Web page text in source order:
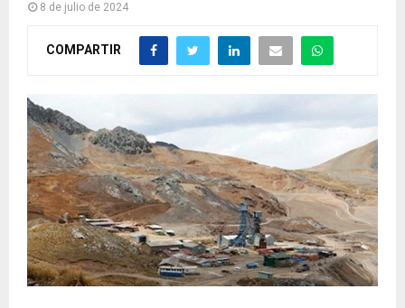
8 de julio de 2024
COMPARTIR